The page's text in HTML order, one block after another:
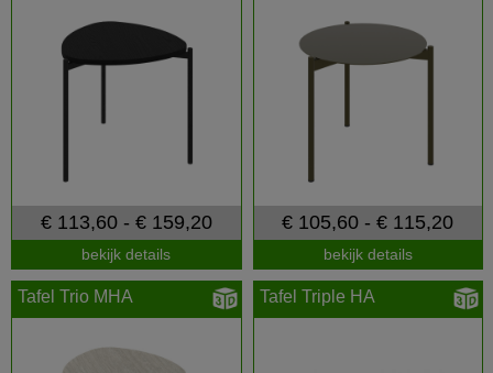
€ 113,60 - € 159,20
bekijk details
€ 105,60 - € 115,20
bekijk details
Tafel Trio MHA Tafel Triple HA